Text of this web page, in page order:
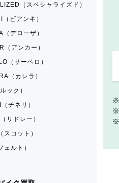
（スペシャライズド）
ビアンキ）
（デローザ）
（アンカー）
（サーベロ）
（カレラ）
ック）
チネリ）
リドレー）
スコット）
ェルト）